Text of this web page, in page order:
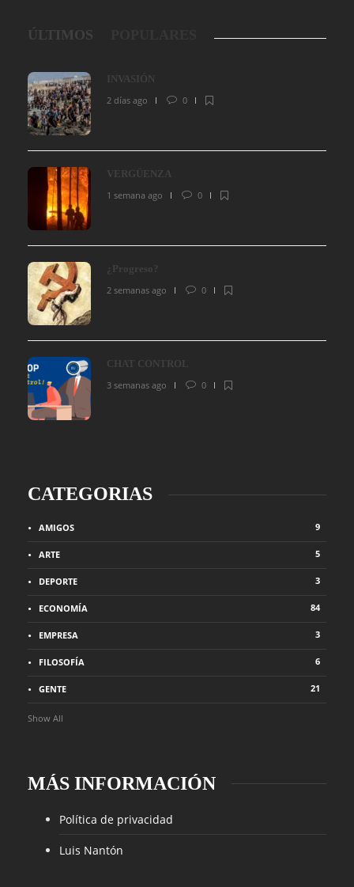
ÚLTIMOS
INVASIÓN
2 días ago
0
VERGÜENZA
1 semana ago
0
¿Progreso?
2 semanas ago
0
CHAT CONTROL
3 semanas ago
0
CATEGORIAS
AMIGOS 9
ARTE 5
DEPORTE 3
ECONOMÍA 84
EMPRESA 3
FILOSOFÍA 6
GENTE 21
Show All
MÁS INFORMACIÓN
Política de privacidad
Luis Nantón